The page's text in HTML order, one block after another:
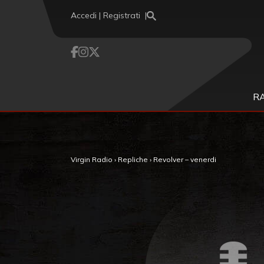
Accedi | Registrati
Virgin Radio › Repliche › Revolver – venerdi